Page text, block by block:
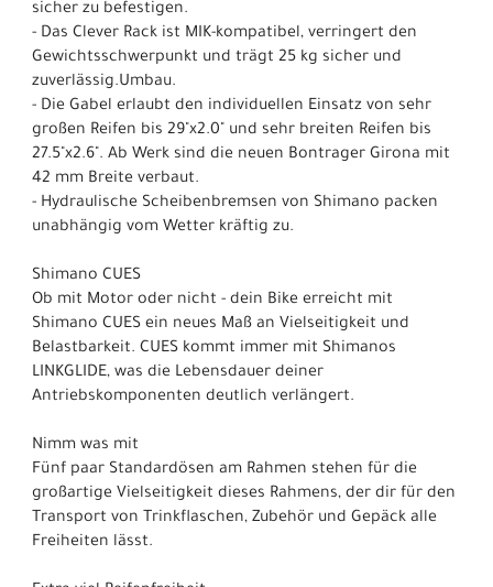
sicher zu befestigen.
- Das Clever Rack ist MIK-kompatibel, verringert den
Gewichtsschwerpunkt und trägt 25 kg sicher und
zuverlässig.Umbau.
- Die Gabel erlaubt den individuellen Einsatz von sehr
großen Reifen bis 29"x2.0" und sehr breiten Reifen bis
27.5"x2.6". Ab Werk sind die neuen Bontrager Girona mit
42 mm Breite verbaut.
- Hydraulische Scheibenbremsen von Shimano packen
unabhängig vom Wetter kräftig zu.
Shimano CUES
Ob mit Motor oder nicht - dein Bike erreicht mit
Shimano CUES ein neues Maß an Vielseitigkeit und
Belastbarkeit. CUES kommt immer mit Shimanos
LINKGLIDE, was die Lebensdauer deiner
Antriebskomponenten deutlich verlängert.
Nimm was mit
Fünf paar Standardösen am Rahmen stehen für die
großartige Vielseitigkeit dieses Rahmens, der dir für den
Transport von Trinkflaschen, Zubehör und Gepäck alle
Freiheiten lässt.